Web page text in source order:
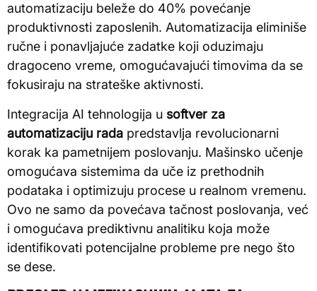
automatizaciju beleže do 40% povećanje
produktivnosti zaposlenih. Automatizacija eliminiše
ručne i ponavljajuće zadatke koji oduzimaju
dragoceno vreme, omogućavajući timovima da se
fokusiraju na strateške aktivnosti.
Integracija AI tehnologija u softver za
automatizaciju rada predstavlja revolucionarni
korak ka pametnijem poslovanju. Mašinsko učenje
omogućava sistemima da uče iz prethodnih
podataka i optimizuju procese u realnom vremenu.
Ovo ne samo da povećava tačnost poslovanja, već
i omogućava prediktivnu analitiku koja može
identifikovati potencijalne probleme pre nego što
se dese.